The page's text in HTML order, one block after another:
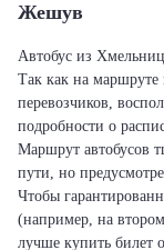
Жешув
Автобус из
Так как на маршруте
перевозчиков,
подробности о
Маршрут автобусов
пути, но
Чтобы
(например, на
лучше купить билет